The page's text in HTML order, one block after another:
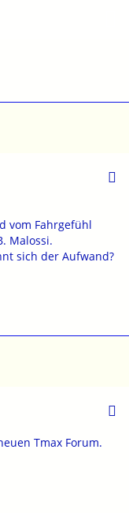
vom Fahrgefühl
Malossi.
sich der Aufwand?
Tmax Forum.